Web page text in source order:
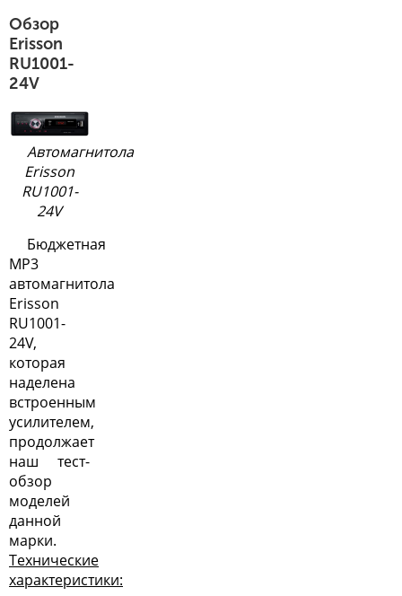
Обзор
Erisson
RU1001-
24V
Автомагнитола
Erisson
RU1001-
24V
Бюджетная
MP3
автомагнитола
Erisson
RU1001-
24V,
которая
наделена
встроенным
усилителем,
продолжает
наш тест-
обзор
моделей
данной
марки.
Технические
характеристики: